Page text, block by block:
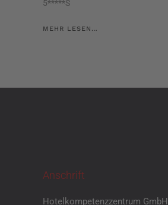
5*****S
MEHR LESEN…
Anschrift
Hotelkompetenzzentrum GmbH